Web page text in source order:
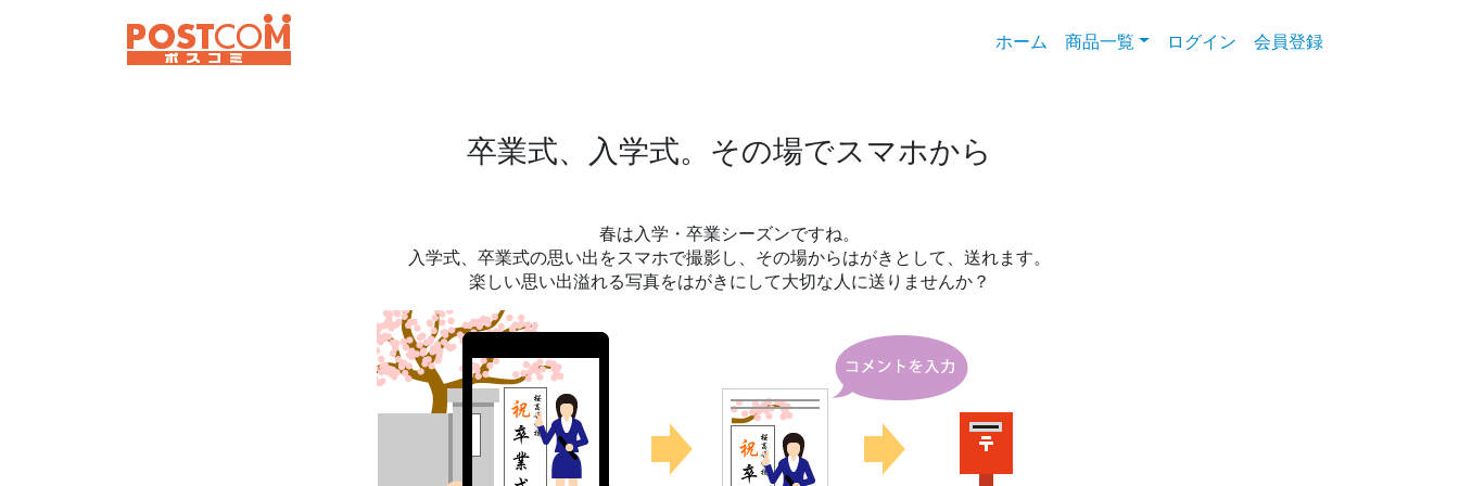
ホーム (current)
商品一覧 ログイン 会員登録
卒業式、入学式。その場でスマホから
春は入学・卒業シーズンですね。
入学式、卒業式の思い出をスマホで撮影し、その場からはがきとして、送れます。
楽しい思い出溢れる写真をはがきにして大切な人に送りませんか？